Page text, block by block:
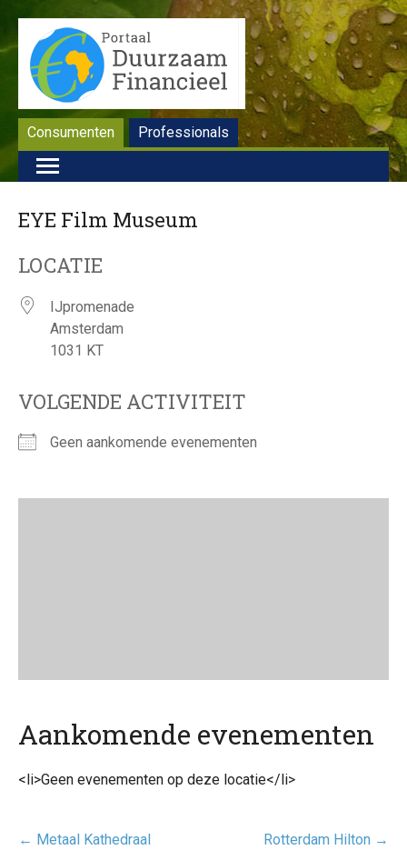
Consumenten Professionals
EYE Film Museum
LOCATIE
IJpromenade
Amsterdam
1031 KT
VOLGENDE ACTIVITEIT
Geen aankomende evenementen
Aankomende evenementen
<li>Geen evenementen op deze locatie</li>
Post
← Metaal Kathedraal Rotterdam Hilton →